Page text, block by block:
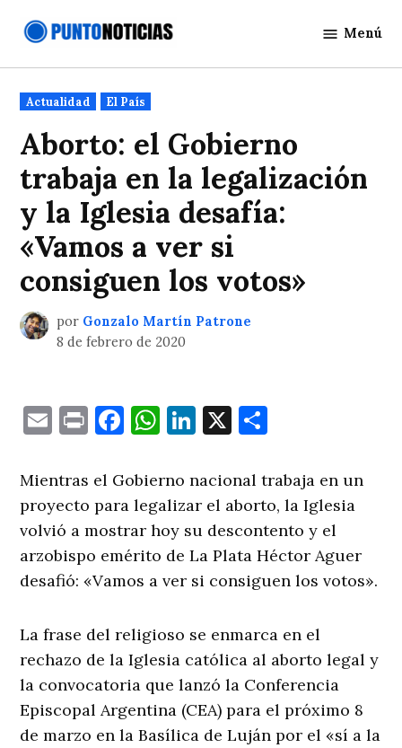
Noticias
Menú
Publicado
en
Actualidad El País
Aborto: el Gobierno
trabaja en la legalización
y la Iglesia desafía:
«Vamos a ver si
consiguen los votos»
por Gonzalo Martín Patrone
8 de febrero de 2020
EmailPrintFacebook
WhatsApp
LinkedIn
X
Mientras el Gobierno nacional trabaja en un
proyecto para legalizar el aborto, la Iglesia
volvió a mostrar hoy su descontento y el
arzobispo emérito de La Plata Héctor Aguer
desafió: «Vamos a ver si consiguen los votos».
La frase del religioso se enmarca en el
rechazo de la Iglesia católica al aborto legal y
la convocatoria que lanzó la Conferencia
Episcopal Argentina (CEA) para el próximo 8
de marzo en la Basílica de Luján por el «sí a la